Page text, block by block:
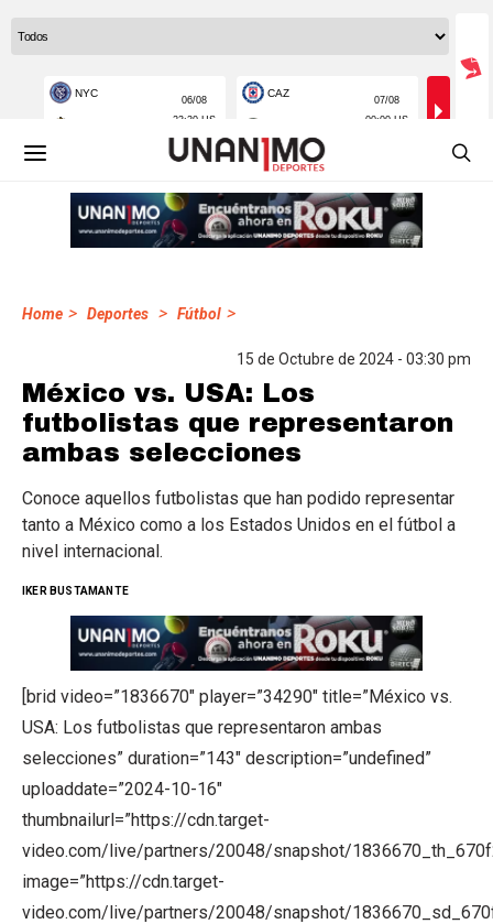
Home > Deportes > Fútbol >
15 de Octubre de 2024 - 03:30 pm
México vs. USA: Los
futbolistas que representaron
ambas selecciones
Conoce aquellos futbolistas que han podido representar
tanto a México como a los Estados Unidos en el fútbol a
nivel internacional.
IKER BUSTAMANTE
[brid video=”1836670″ player=”34290″ title=”México vs.
USA: Los futbolistas que representaron ambas
selecciones” duration=”143″ description=”undefined”
uploaddate=”2024-10-16″
thumbnailurl=”https://cdn.target-
video.com/live/partners/20048/snapshot/
image=”https://cdn.target-
video.com/live/partners/20048/snapshot/